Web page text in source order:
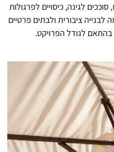
לגינה, כיסויים לפרגולות
לבנייה ציבורית ולבתים פרטיים
בהתאם לגודל הפרויקט.